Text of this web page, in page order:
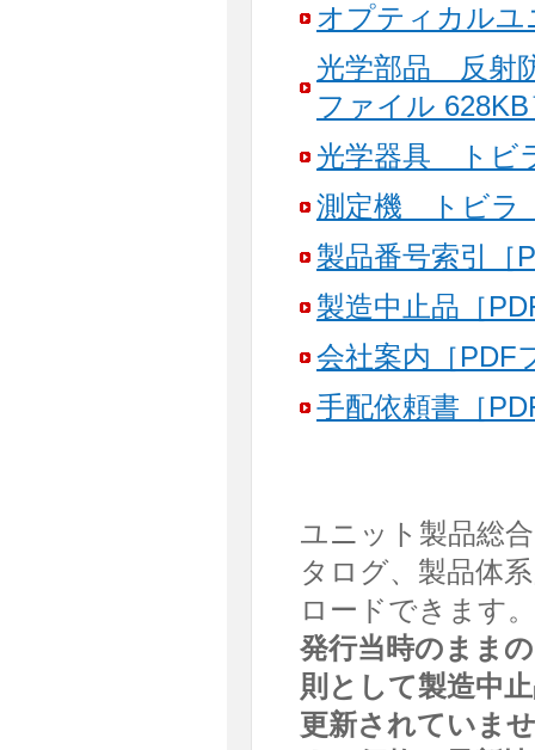
オプティカル
光学部品 反射
ファイル 628KB
光学器具 トビ
測定機 トビラ
製品番号索引［
製造中止品［
会社案内［PDF
手配依頼書［
ユニット製品総
タログ、製品体
ロードできます。
発行当時のまま
則として製造中
更新されていま